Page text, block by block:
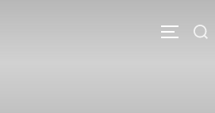
Cerca APRI/